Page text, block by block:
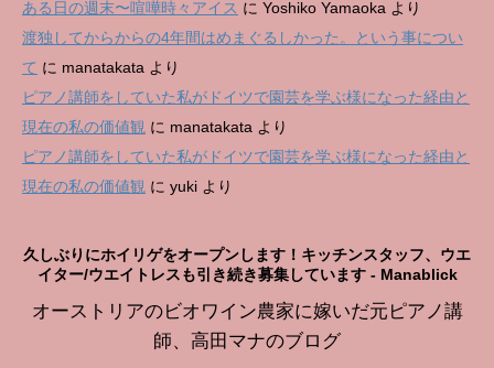
ある日の週末〜喧嘩時々アイス に Yoshiko Yamaoka より
渡独してからからの4年間はめまぐるしかった。という事につい
て に manatakata より
ピアノ講師をしていた私がドイツで園芸を学ぶ様になった経由と
現在の私の価値観 に manatakata より
ピアノ講師をしていた私がドイツで園芸を学ぶ様になった経由と
現在の私の価値観 に yuki より
久しぶりにホイリゲをオープンします！キッチンスタッフ、ウエ
イター/ウエイトレスも引き続き募集しています - Manablick
オーストリアのビオワイン農家に嫁いだ元ピアノ講
師、高田マナのブログ